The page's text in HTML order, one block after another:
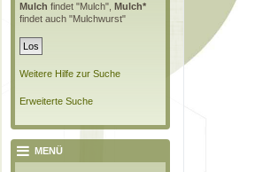
Mulch findet "Mulch", Mulch*
findet auch "Mulchwurst"
Weitere Hilfe zur Suche
Erweiterte Suche
MENÜ